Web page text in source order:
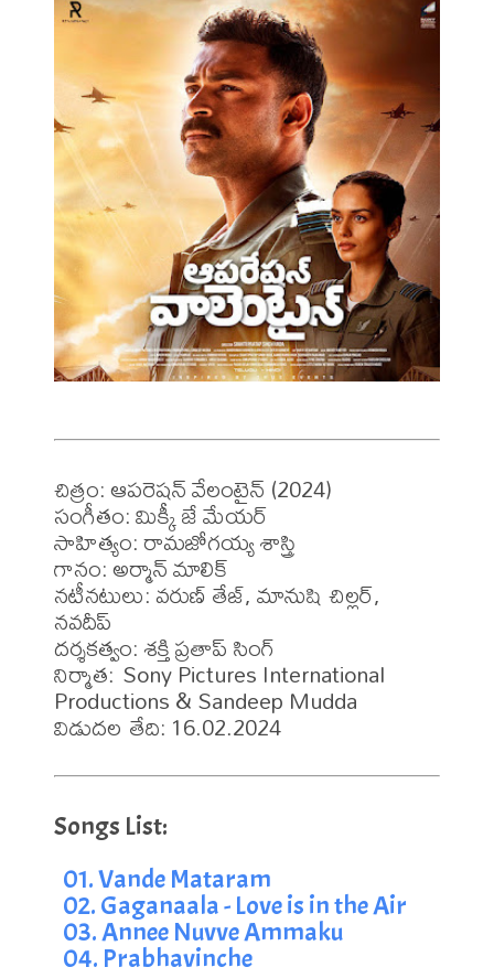
చిత్రం: ఆపరెషన్ వేలంటైన్ (2024)
సంగీతం: మిక్కీ జే మేయర్
సాహిత్యం: రామజోగయ్య శాస్త్రి
గానం: అర్మాన్ మాలిక్
నటీనటులు: వరుణ్ తేజ్, మానుషి చిల్లర్,
నవదీప్
దర్శకత్వం: శక్తి ప్రతాప్ సింగ్
నిర్మాత: Sony Pictures International
Productions & Sandeep Mudda
విడుదల తేది: 16.02.2024
01. Vande Mataram
02. Gaganaala - Love is in the Air
03. Annee Nuvve Ammaku
04. Prabhavinche